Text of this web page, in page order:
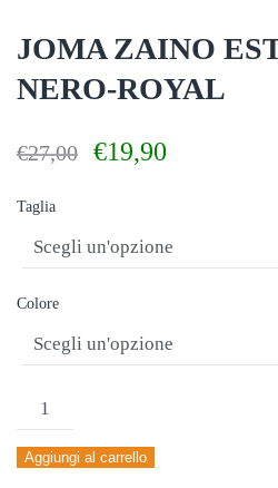
JOMA ZAINO
NERO-ROYAL
€27,00
€27,00.
€19,90
€19,90.
Taglia
Colore
JOMA
ZAINO
ESTADIO
Aggiungi al carrello